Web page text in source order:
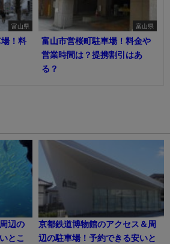
富山県
場！料
富山県
富山市営桜町駐車場！料金や
営業時間は？提携割引はあ
る？
辺の
とこ
京都鉄道博物館のアクセス＆周
辺の駐車場！予約できる安いと